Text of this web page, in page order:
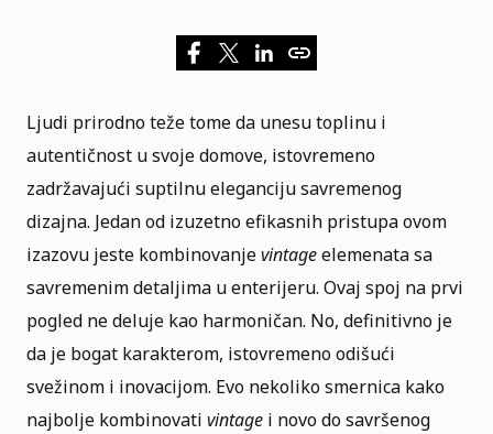
Ljudi prirodno teže tome da unesu toplinu i
autentičnost u svoje domove, istovremeno
zadržavajući suptilnu eleganciju savremenog
dizajna. Jedan od izuzetno efikasnih pristupa ovom
izazovu jeste kombinovanjevintageelemenata sa
savremenim detaljima u enterijeru. Ovaj spoj na prvi
pogled ne deluje kao harmoničan. No, definitivno je
da je bogat karakterom, istovremeno odišući
svežinom i inovacijom. Evo nekoliko smernica kako
najbolje kombinovati vintage i novo do savršenog